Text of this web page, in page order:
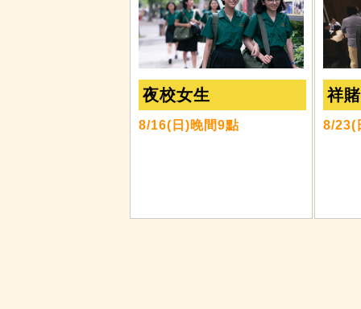
夜校女生
8/16(日)晚間9點
祥
8/23(